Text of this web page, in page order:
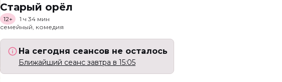
Старый орёл
12+
1 ч 34 мин
семейный, комедия
На сегодня сеансов не осталось
Ближайший сеанс завтра в 15:05